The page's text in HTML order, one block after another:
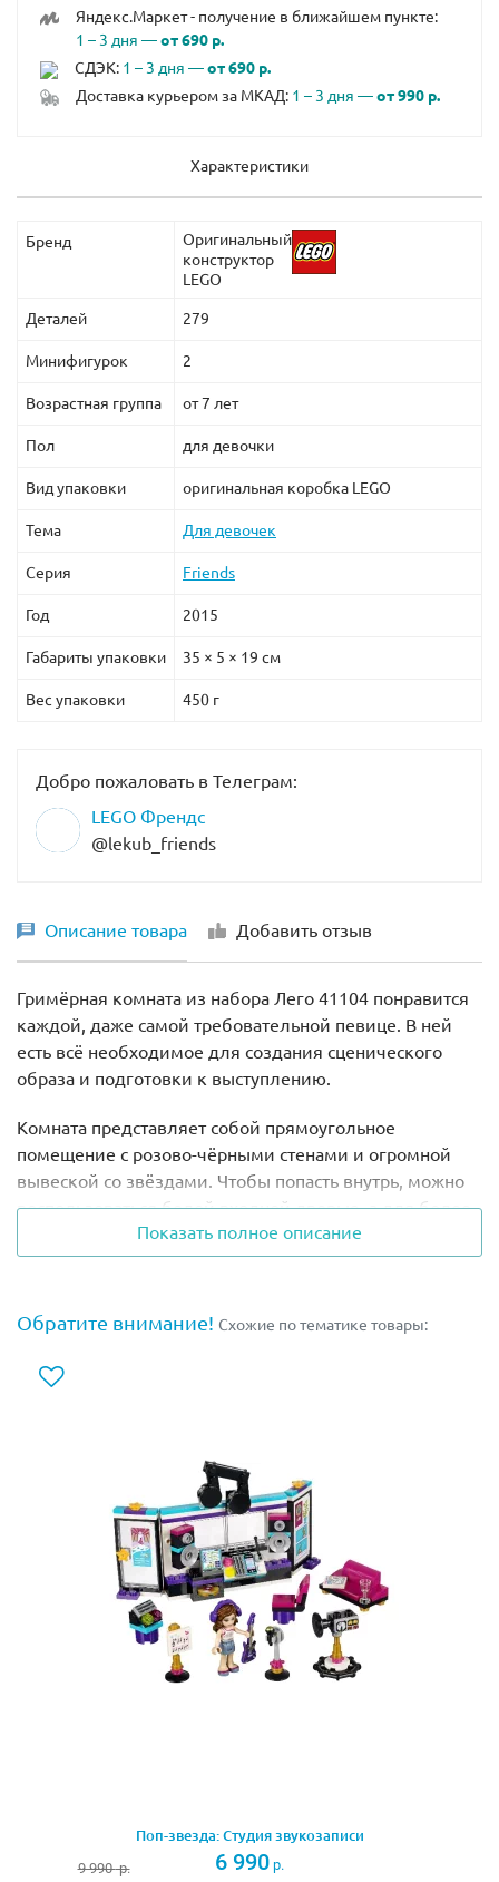
Яндекс.Маркет - получение в ближайшем пункте:
1 – 3 дня —от 690 р.
СДЭК: 1 – 3 дня —от 690 р.
Доставка курьером за МКАД: 1 – 3 дня —от 990 р.
Характеристики
Бренд
Оригинальный
конструктор
LEGO
Деталей 279
Минифигурок 2
Возрастная группа от 7 лет
Пол для девочки
Вид упаковки оригинальная коробка LEGO
Тема Для девочек
Серия Friends
Год 2015
Габариты упаковки 35 × 5 × 19 см
Вес упаковки 450 г
Добро пожаловать в Телеграм:
LEGO Френдс
@lekub_friends
Описание товара Добавить отзыв
Гримёрная комната из набора Лего 41104 понравится
каждой, даже самой требовательной певице. В ней
есть всё необходимое для создания сценического
образа и подготовки к выступлению.
Комната представляет собой прямоугольное
помещение с розово-чёрными стенами и огромной
вывеской со звёздами. Чтобы попасть внутрь, можно
воспользоваться белой входной дверью, а для более
реалистичной игры – использовать функцию
трансформации, превращающую гримёрную в
Центральное место в интерьере отведено будуару с
вытянутой столешницей, на которой видна ваза с
цветами, косметическая палитра, духи, помада, фен,
креслу и большому зеркалу с подсветкой поп-звезда
может детально рассмотреть свой макияж и причёску.
Слева от будуара устроена гардеробная зона. В ней
есть штанга для вешалок со сценическими
костюмами, коробки с туфлями, а также ростовое
зеркало, позволяющее рассмотреть наряд со всех
миска и угощение.
Показать полное описание
Обратите внимание! Схожие по тематике товары:
Поп-звезда: Студия звукозаписи
9 990р. 6 990р.